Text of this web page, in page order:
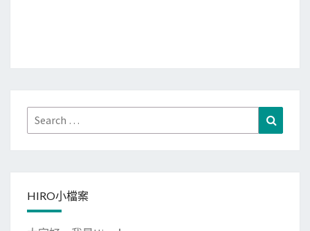
Search
for:
HIRO小檔案